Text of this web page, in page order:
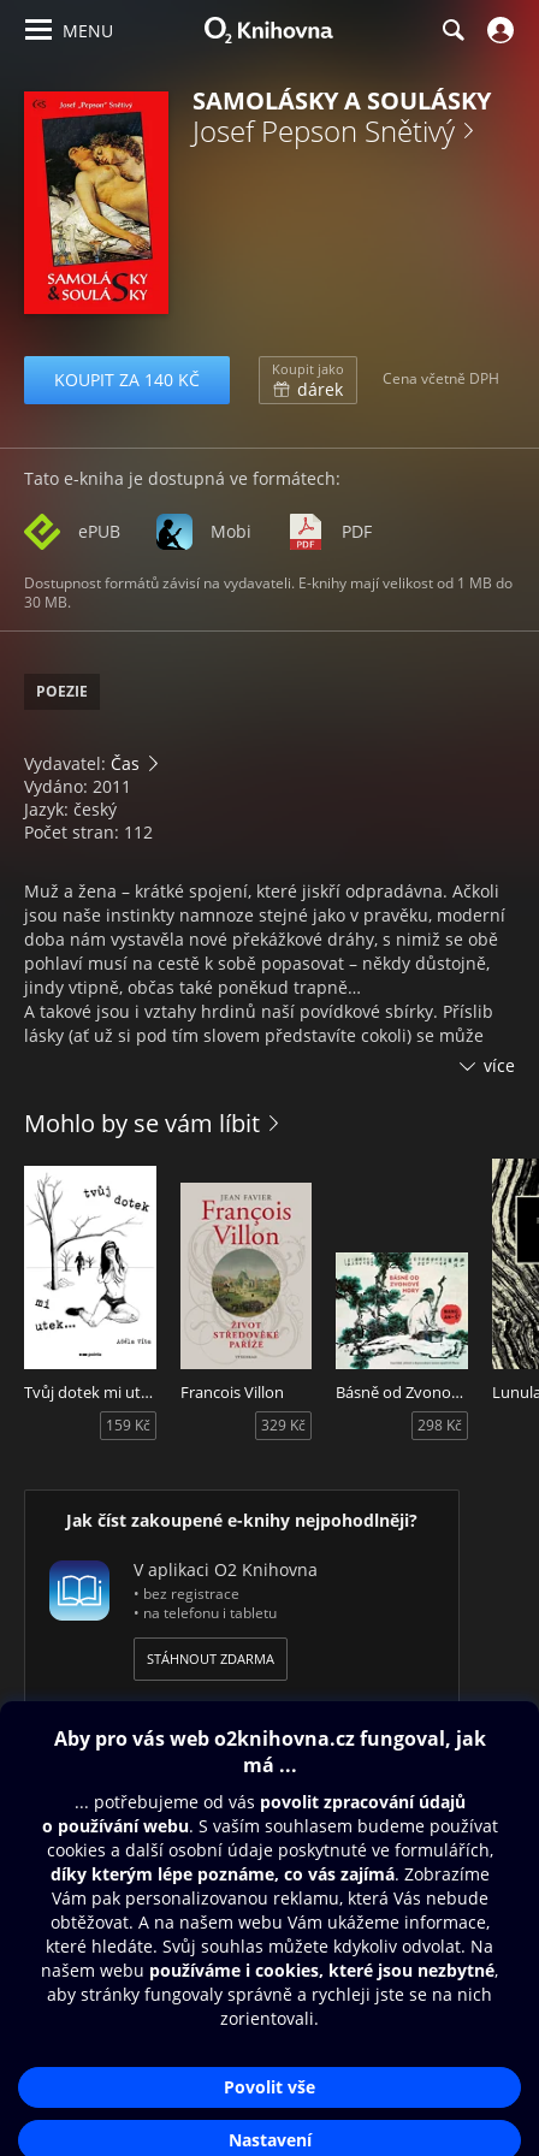
MENU
SAMOLÁSKY A SOULÁSKY
Josef Pepson Snětivý
KOUPIT ZA 140 KČ Koupit jako
dárek Cena včetně DPH
Tato e-kniha je dostupná ve formátech:
ePUB Mobi PDF
Dostupnost formátů závisí na vydavateli. E-knihy mají velikost od 1 MB do
30 MB.
POEZIE
Vydavatel: Čas
Vydáno: 2011
Jazyk: český
Počet stran: 112
Muž a žena – krátké spojení, které jiskří odpradávna. Ačkoli
jsou naše instinkty namnoze stejné jako v pravěku, moderní
doba nám vystavěla nové překážkové dráhy, s nimiž se obě
pohlaví musí na cestě k sobě popasovat – někdy důstojně,
jindy vtipně, občas také poněkud trapně…
A takové jsou i vztahy hrdinů naší povídkové sbírky. Příslib
lásky (ať už si pod tím slovem představíte cokoli) se může
objevit v pracovním e-mailu, na startu dálkového běhu, při
pustíme s nasazením vlastního těla a představivosti.
Josef „Pepson“ Snětivý, v jedné z dřívějších recenzí označený
za „Dona Juana české literatury“, čerpal při psaní Samolásek
a soulásek nejen z bohatých zážitků, ale také z už zmiňované
imaginace. Doufá, že té Vaší napomůže k rozletu právě tato
kniha.
A fantazie pak může být prvním krokem ke skutečnému
zážitku, jenž Vás vynese až k Hořkomléčné dráze…
více
Mohlo by se vám líbit
Tvůj dotek mi utek…
159 Kč
Francois Villon
329 Kč
Básně od Zvonové hory
298 Kč
Jak číst zakoupené e-knihy nejpohodlněji?
V aplikaci O2 Knihovna
• bez registrace
• na telefonu i tabletu
STÁHNOUT ZDARMA
Obsah ke stažení
Moje O2 Knihovna
Další zábava
© O2 Czech Republic a.s.
Zásady zpracování osobních údajůAplikace O2 Knihovna
Čti a poslouchej své e-knihy a